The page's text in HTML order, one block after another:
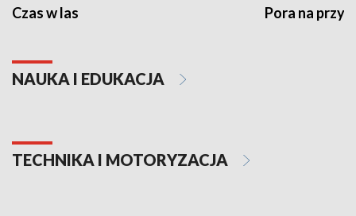
Czas w las Pora na
NAUKA I EDUKACJA
TECHNIKA I MOTORYZACJA